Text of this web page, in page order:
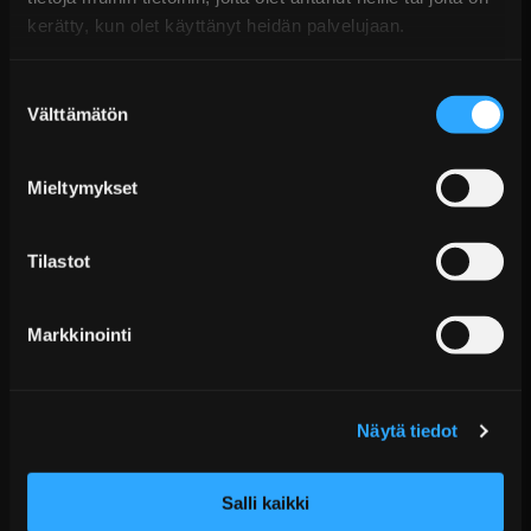
kerätty, kun olet käyttänyt heidän palvelujaan.
valinta
Välttämätön
Mieltymykset
Tilastot
Markkinointi
Näytä tiedot
Salli kaikki
€59,99 sis. ALV